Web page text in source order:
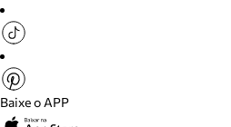
Baixe o APP